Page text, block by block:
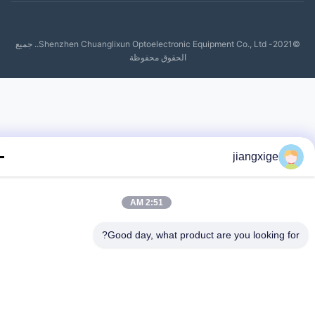
©2021- Shenzhen Chuanglixun Optoelectronic Equipment Co., Ltd.. جميع
الحقوق محفوظة
jiangxige
2:51 AM
Good day, what product are you looking